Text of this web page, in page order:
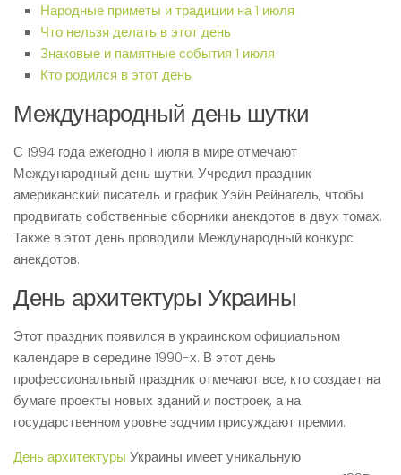
Народные приметы и традиции на 1 июля
Что нельзя делать в этот день
Знаковые и памятные события 1 июля
Кто родился в этот день
Международный день шутки
С 1994 года ежегодно 1 июля в мире отмечают
Международный день шутки. Учредил праздник
американский писатель и график Уэйн Рейнагель, чтобы
продвигать собственные сборники анекдотов в двух томах.
Также в этот день проводили Международный конкурс
анекдотов.
День архитектуры Украины
Этот праздник появился в украинском официальном
календаре в середине 1990-х. В этот день
профессиональный праздник отмечают все, кто создает на
бумаге проекты новых зданий и построек, а на
государственном уровне зодчим присуждают премии.
День архитектуры Украины имеет уникальную